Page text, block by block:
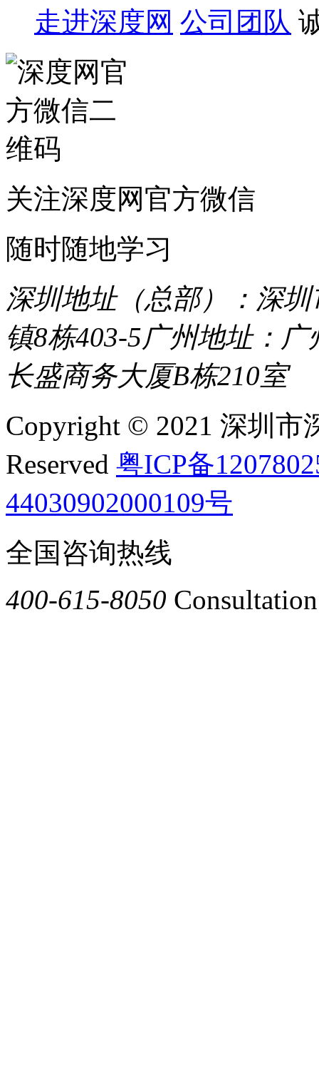
走进深度网 公司团队
关注深度网官方微信
随时随地学习
深圳地址（总部）：深
镇8栋403-5广州地址：
长盛商务大厦B栋210室
Copyright © 2021 深圳市
Reserved 粤ICP备
44030902000109号
全国咨询热线
400-615-8050